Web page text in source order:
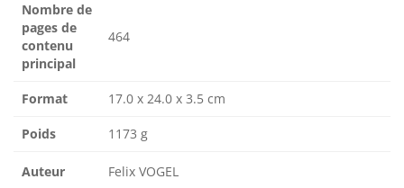
Nombre de
pages de
contenu
principal
464
Format 17.0 x 24.0 x 3.5 cm
Poids 1173 g
Auteur Felix VOGEL